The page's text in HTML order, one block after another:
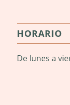
HORARIO
De lunes a